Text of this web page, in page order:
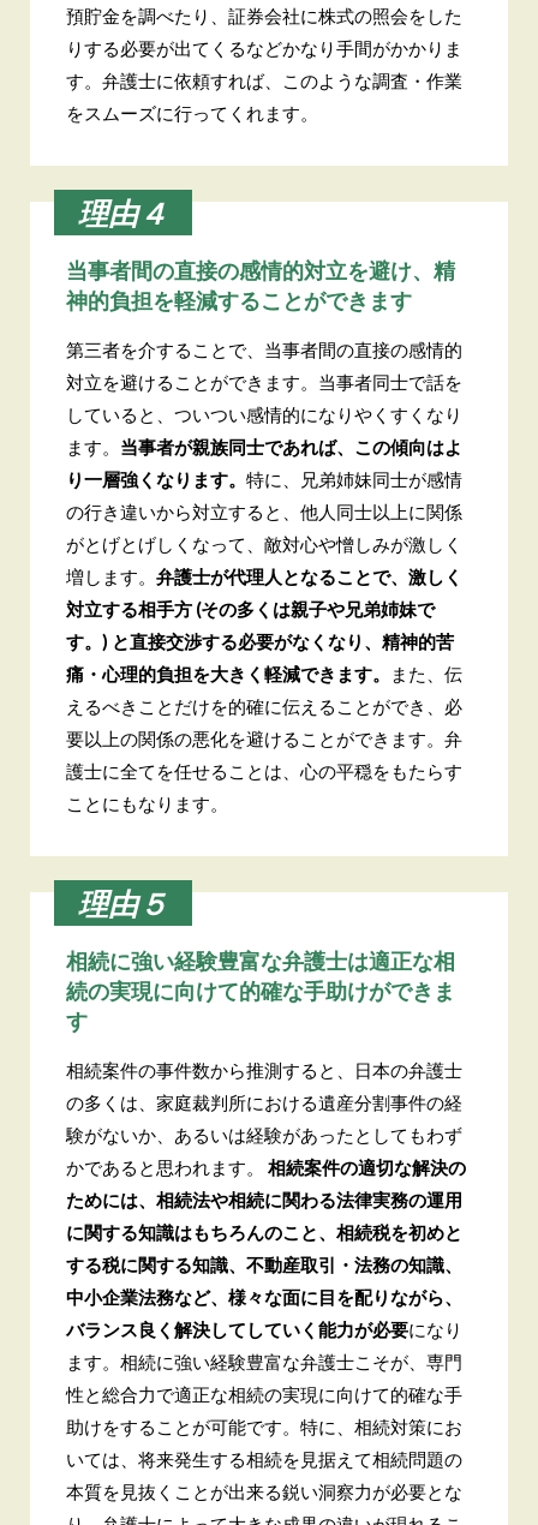
預貯金を調べたり、証券会社に株式の照会をした
りする必要が出てくるなどかなり手間がかかりま
す。弁護士に依頼すれば、このような調査・作業
をスムーズに行ってくれます。
理由４
当事者間の直接の感情的対立を避け、精
神的負担を軽減することができます
第三者を介することで、当事者間の直接の感情的
対立を避けることができます。当事者同士で話を
していると、ついつい感情的になりやくすくなり
ます。 当事者が親族同士であれば、この傾向はよ
り一層強くなります。特に、兄弟姉妹同士が感情
の行き違いから対立すると、他人同士以上に関係
がとげとげしくなって、敵対心や憎しみが激しく
増します。弁護士が代理人となることで、激しく
対立する相手方 (その多くは親子や兄弟姉妹で
す。) と直接交渉する必要がなくなり、精神的苦
痛・心理的負担を大きく軽減できます。 また、伝
えるべきことだけを的確に伝えることができ、必
要以上の関係の悪化を避けることができます。弁
護士に全てを任せることは、心の平穏をもたらす
ことにもなります。
理由５
相続に強い経験豊富な弁護士は適正な相
続の実現に向けて的確な手助けができま
す
相続案件の事件数から推測すると、日本の弁護士
の多くは、家庭裁判所における遺産分割事件の経
験がないか、あるいは経験があったとしてもわず
かであると思われます。相続案件の適切な解決の
ためには、相続法や相続に関わる法律実務の運用
に関する知識はもちろんのこと、相続税を初めと
する税に関する知識、不動産取引・法務の知識、
中小企業法務など、様々な面に目を配りながら、
バランス良く解決してしていく能力が必要になり
ます。相続に強い経験豊富な弁護士こそが、専門
性と総合力で適正な相続の実現に向けて的確な手
助けをすることが可能です。特に、相続対策にお
いては、将来発生する相続を見据えて相続問題の
本質を見抜くことが出来る鋭い洞察力が必要とな